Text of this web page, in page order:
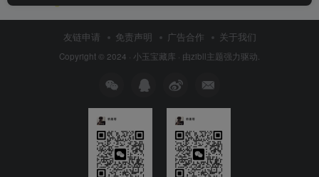
友链申请 免责声明 广告合作 关于我们
Copyright © 2024 · 小玉宝藏库 · 由zibll主题强力驱动.